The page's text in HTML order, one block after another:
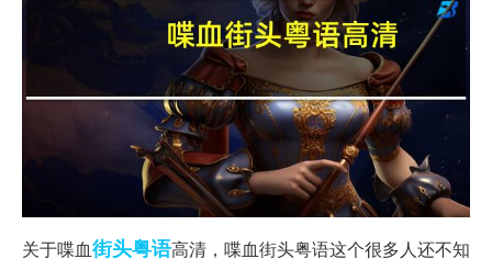
关于喋血街头粤语高清，喋血街头粤语这个很多人还不知